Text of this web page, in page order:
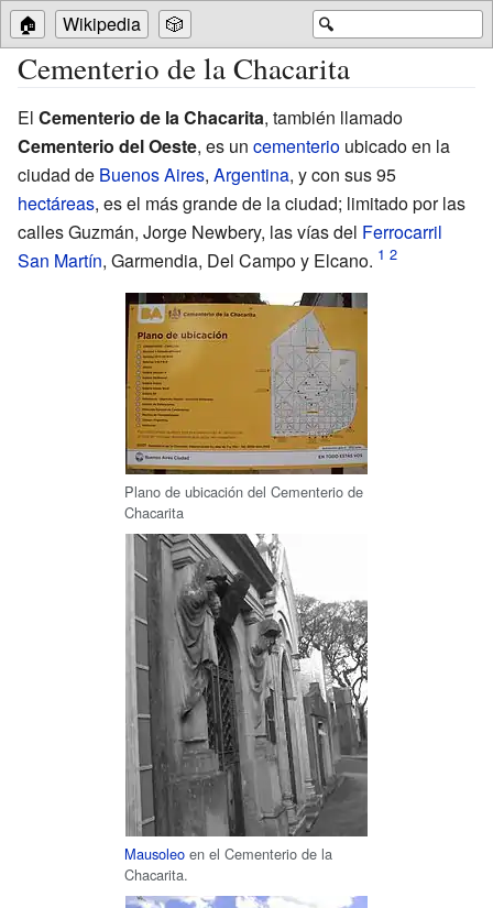
🔍
🏠 Wikipedia 🎲
Cementerio de la Chacarita
El Cementerio de la Chacarita, también llamado
Cementerio del Oeste, es un cementerio ubicado en la
ciudad de Buenos Aires, Argentina, y con sus 95
hectáreas, es el más grande de la ciudad; limitado por las
calles Guzmán, Jorge Newbery, las vías del Ferrocarril
San Martín, Garmendia, Del Campo y Elcano.
Plano de ubicación del Cementerio de
Chacarita
Mausoleo en el Cementerio de la
Chacarita.